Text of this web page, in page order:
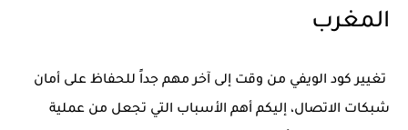
المغرب
تغيير كود الويفي من وقت إلى آخر مهم جداً للحفاظ على أمان
شبكات الاتصال، إليكم أهم الأسباب التي تجعل من عملية